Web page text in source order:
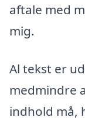
aftale med
mig.
Al tekst er
medmindre
indhold må,